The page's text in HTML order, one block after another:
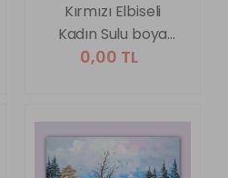
Kırmızı Elbiseli
Kadın Sulu boya
Tarzında Cam
0,00 TL